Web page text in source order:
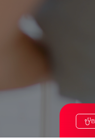
SARCOMA